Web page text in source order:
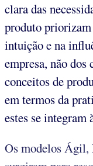
clara das
produto priorizam
intuição e na
empresa, não dos
conceitos de
em termos da
estes se integram
Os modelos